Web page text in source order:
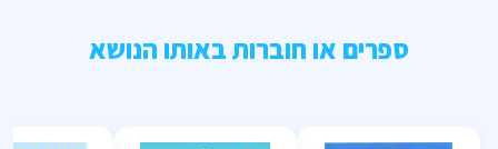
ספרים או חוברות באותו הנושא